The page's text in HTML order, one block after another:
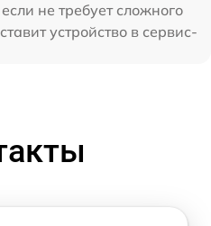
не требует сложного
устройство в сервис-